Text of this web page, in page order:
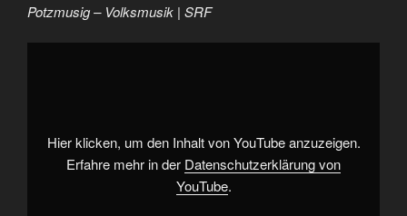
Potzmusig – Volksmusik | SRF
„Gemütliche
Potzmusig
Volksmusik
Hier klicken, um den Inhalt von YouTube anzuzeigen.
Erfahre mehr in der Datenschutzerklärung von
YouTube.